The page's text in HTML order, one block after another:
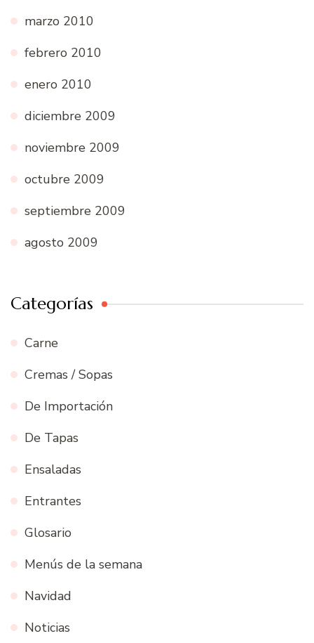
marzo 2010
febrero 2010
enero 2010
diciembre 2009
noviembre 2009
octubre 2009
septiembre 2009
agosto 2009
Categorías
Carne
Cremas / Sopas
De Importación
De Tapas
Ensaladas
Entrantes
Glosario
Menús de la semana
Navidad
Noticias